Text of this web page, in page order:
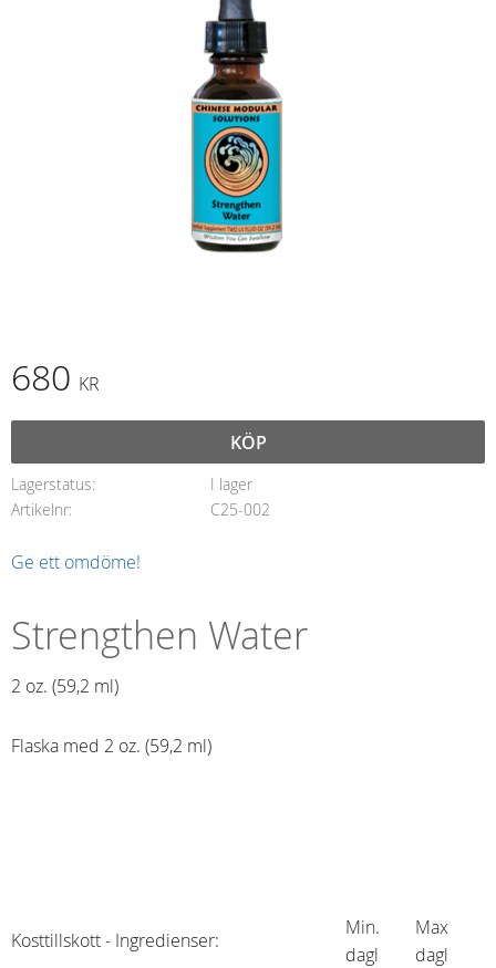
680 KR
KÖP
Lagerstatus
I lager
Artikelnr
C25-002
Ge ett omdöme!
Strengthen Water
2 oz. (59,2 ml)​
Flaska med 2 oz. (59,2 ml)
Kosttillskott - Ingredienser:
Min.
dagl
Max
dagl